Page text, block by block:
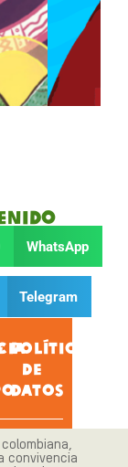
WhatsApp
Telegram
POLÍTICA
DE
DATOS
convivencia